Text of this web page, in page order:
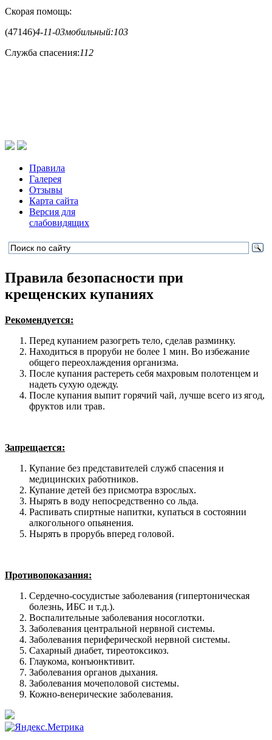
Скорая помощь:
(47146)4-11-03мобильный:103
Служба спасения:112
Правила
Галерея
Отзывы
Карта сайта
Версия для
слабовидящих
Правила безопасности при
крещенских купаниях
Рекомендуется:
Перед купанием разогреть тело, сделав разминку.
Находиться в проруби не более 1 мин. Во избежание
общего переохлаждения организма.
После купания растереть себя махровым полотенцем и
надеть сухую одежду.
После купания выпит горячий чай, лучше всего из ягод,
фруктов или трав.
Запрещается:
Купание без представителей служб спасения и
медицинских работников.
Купание детей без присмотра взрослых.
Нырять в воду непосредственно со льда.
Распивать спиртные напитки, купаться в состоянии
алкогольного опьянения.
Нырять в прорубь вперед головой.
Противопоказания:
Сердечно-сосудистые заболевания (гипертоническая
болезнь, ИБС и т.д.).
Воспалительные заболевания носоглотки.
Заболевания центральной нервной системы.
Заболевания периферической нервной системы.
Сахарный диабет, тиреотоксикоз.
Глаукома, конъюнктивит.
Заболевания органов дыхания.
Заболевания мочеполовой системы.
Кожно-венерические заболевания.